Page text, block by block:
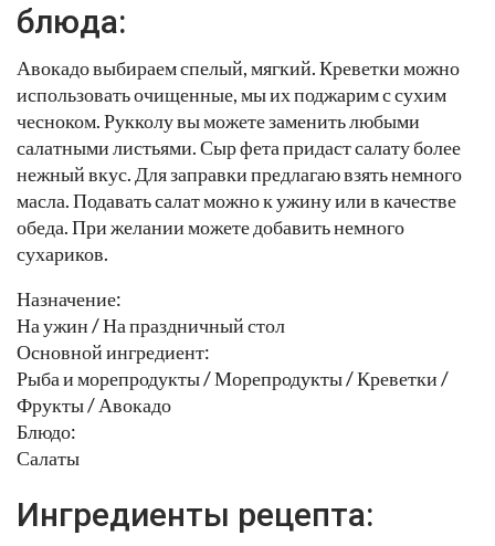
блюда:
Авокадо выбираем спелый, мягкий. Креветки можно
использовать очищенные, мы их поджарим с сухим
чесноком. Рукколу вы можете заменить любыми
салатными листьями. Сыр фета придаст салату более
нежный вкус. Для заправки предлагаю взять немного
масла. Подавать салат можно к ужину или в качестве
обеда. При желании можете добавить немного
сухариков.
Назначение:
На ужин / На праздничный стол
Основной ингредиент:
Рыба и морепродукты / Морепродукты / Креветки /
Фрукты / Авокадо
Блюдо:
Салаты
Ингредиенты рецепта: